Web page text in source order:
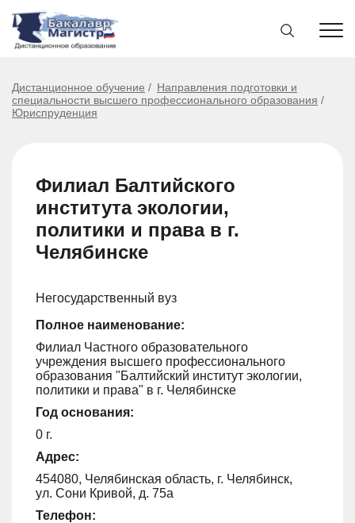
Дистанционное обучение
Направления подготовки и
специальности высшего профессионального образования
Юриспруденция
Филиал Балтийского
института экологии,
политики и права в г.
Челябинске
Негосударственный вуз
Полное наименование:
Филиал Частного образовательного
учреждения высшего профессионального
образования "Балтийский институт экологии,
политики и права" в г. Челябинске
Год основания:
0 г.
Адрес:
454080, Челябинская область, г. Челябинск,
ул. Сони Кривой, д. 75а
Телефон: